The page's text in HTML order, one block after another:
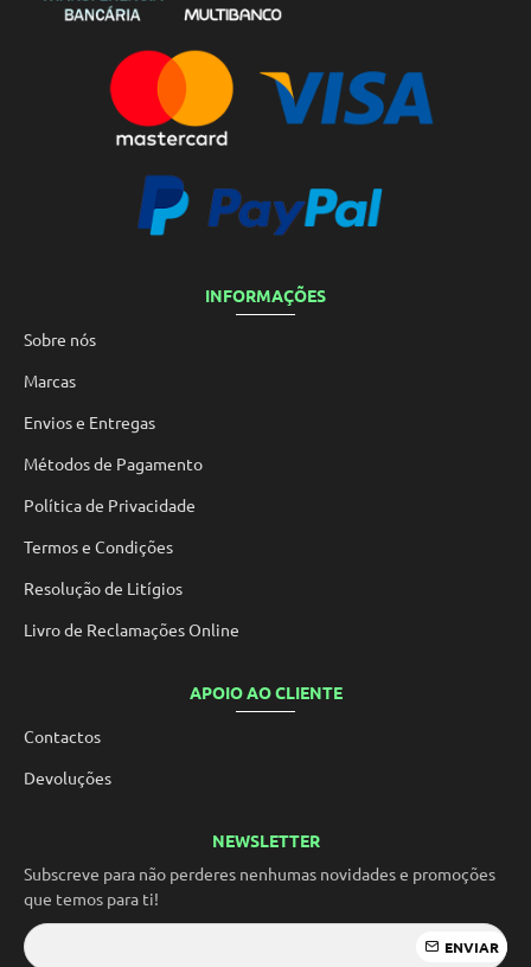
INFORMAÇÕES
Sobre nós
Marcas
Envios e Entregas
Métodos de Pagamento
Política de Privacidade
Termos e Condições
Resolução de Litígios
Livro de Reclamações Online
APOIO AO CLIENTE
Contactos
Devoluções
NEWSLETTER
Subscreve para não perderes nenhumas novidades e promoções
que temos para ti!
ENVIAR